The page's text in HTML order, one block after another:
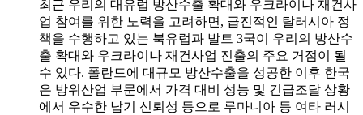
최근 우리의 대유럽 방산수출 확대와 우크라이나 재건사
업 참여를 위한 노력을 고려하면, 급진적인 탈러시아 정
책을 수행하고 있는 북유럽과 발트 3국이 우리의 방산수
출 확대와 우크라이나 재건사업 진출의 주요 거점이 될
수 있다. 폴란드에 대규모 방산수출을 성공한 이후 한국
은 방위산업 부문에서 가격 대비 성능 및 긴급조달 상황
에서 우수한 납기 신뢰성 등으로 루마니아 등 여타 러시